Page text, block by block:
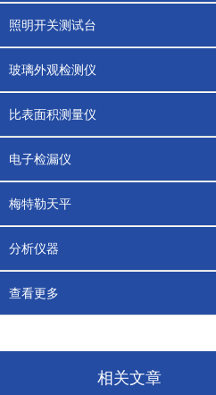
照明开关测试台
玻璃外观检测仪
比表面积测量仪
电子检漏仪
梅特勒天平
分析仪器
查看更多
相关文章